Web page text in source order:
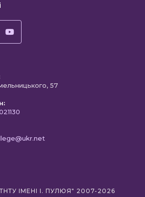
57
ІМЕНІ І. ПУЛЮЯ" 2007-2026